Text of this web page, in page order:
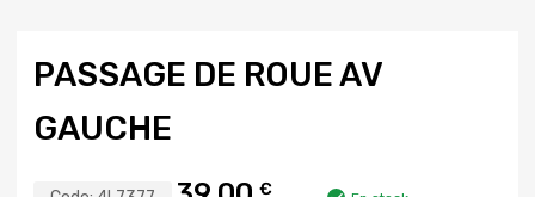
PASSAGE DE ROUE AV
GAUCHE
€